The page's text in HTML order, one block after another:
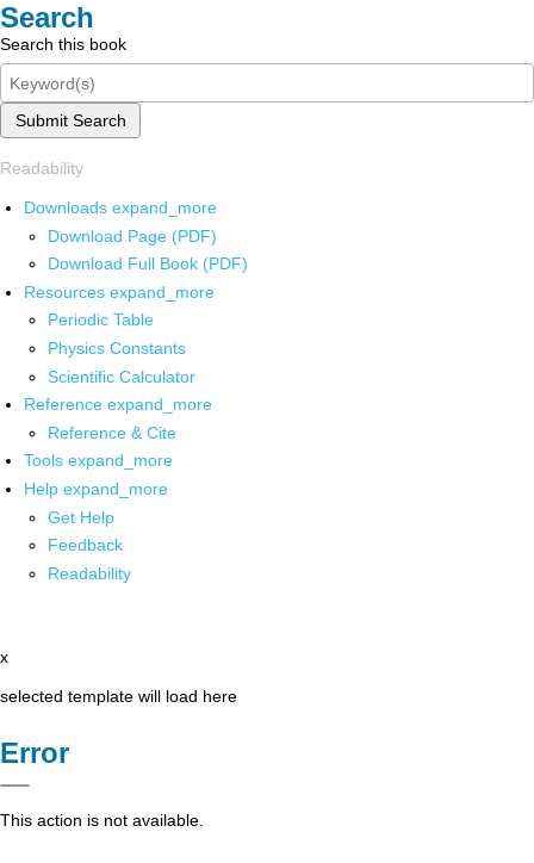
Search
Search this book
Submit Search
Readability
Downloads expand_more
Download Page (PDF)
Download Full Book (PDF)
Resources expand_more
Periodic Table
Physics Constants
Scientific Calculator
Reference expand_more
Reference & Cite
Tools expand_more
Help expand_more
Get Help
Feedback
Readability
x
selected template will load here
Error
This action is not available.